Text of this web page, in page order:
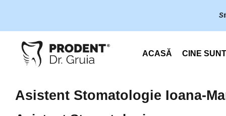
content
ACASĂ CINE
Asistent Stomatologie Ioana-